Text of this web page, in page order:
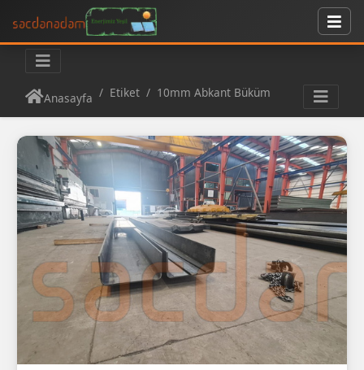
Anasayfa Etiket 10mm Abkant Büküm